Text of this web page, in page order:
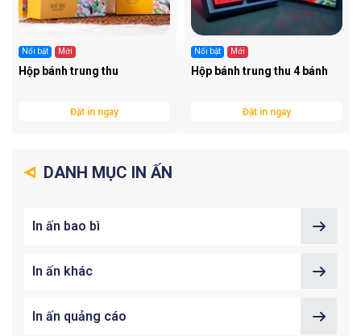
Nổi bật Mới
Hộp bánh trung thu
Đặt in ngay
Nổi bật Mới
Hộp bánh trung thu 4 bánh
Đặt in ngay
DANH MỤC IN ẤN
In ấn bao bì
In ấn khác
In ấn quảng cáo